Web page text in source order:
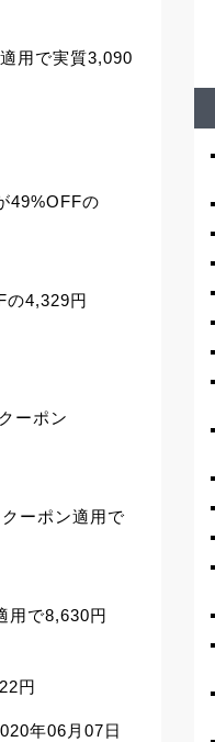
用で実質3,090
49%OFFの
の4,329円
ーポン
ーポン適用で
用で8,630円
円
年06月07日